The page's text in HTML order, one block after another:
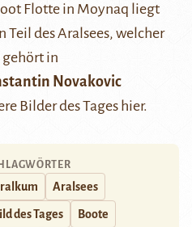
Flotte in Moynaq liegt
Teil des Aralsees, welcher
in
Novakovic
Bilder des Tages hier.
Aralsees
des Tages Boote